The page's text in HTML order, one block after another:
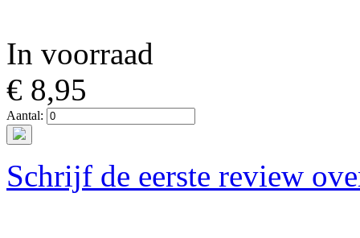
In voorraad
€ 8,95
Aantal:
Schrijf de eerste review